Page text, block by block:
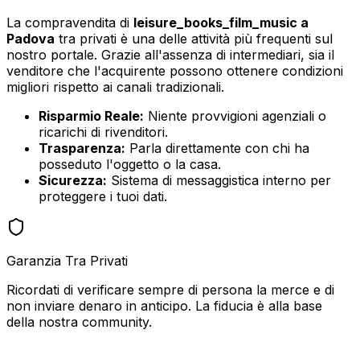
La compravendita di leisure_books_film_music a
Padova tra privati è una delle attività più frequenti sul
nostro portale. Grazie all'assenza di intermediari, sia il
venditore che l'acquirente possono ottenere condizioni
migliori rispetto ai canali tradizionali.
Risparmio Reale: Niente provvigioni agenziali o
ricarichi di rivenditori.
Trasparenza: Parla direttamente con chi ha
posseduto l'oggetto o la casa.
Sicurezza: Sistema di messaggistica interno per
proteggere i tuoi dati.
Garanzia Tra Privati
Ricordati di verificare sempre di persona la merce e di
non inviare denaro in anticipo. La fiducia è alla base
della nostra community.